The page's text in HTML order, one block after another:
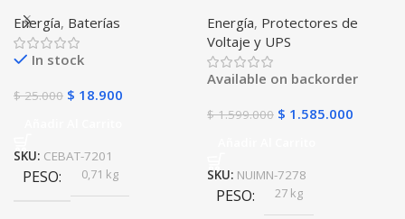
FL640GS POWEST
Energía, Baterías
In stock
$25.000 $ 18.900
SKU: CEBAT-7201
PESO 0,71 kg
Salidas regulador de
tensión AVR respaldo
independiente protección
apagones
Energía, Protectores de
Voltaje y UPS
Available on backorder
$1.599.000 $ 1.585.000
SKU: NUIMN-7278
PESO 27 kg